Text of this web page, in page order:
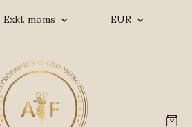
Exkl. moms EUR